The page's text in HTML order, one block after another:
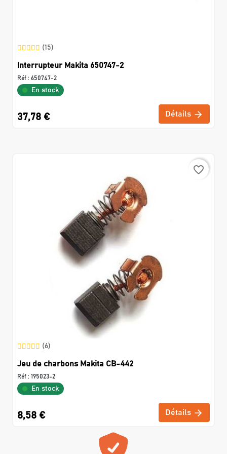
(15)
Interrupteur Makita 650747-2
Réf : 650747-2
En stock
37,78 € Détails
favorite_border
(6)
Jeu de charbons Makita CB-442
Réf : 195023-2
En stock
8,58 € Détails